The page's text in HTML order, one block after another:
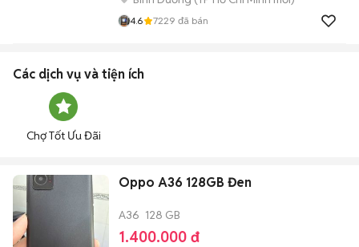
4.6 7229 đã bán
Các dịch vụ và tiện ích
Chợ Tốt Ưu Đãi
Oppo A36 128GB Đen
A36 128 GB
1.400.000 đ